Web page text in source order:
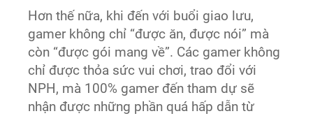
Hơn thế nữa, khi đến với buổi giao lưu,
gamer không chỉ “được ăn, được nói” mà
còn “được gói mang về”. Các gamer không
chỉ được thỏa sức vui chơi, trao đổi với
NPH, mà 100% gamer đến tham dự sẽ
nhận được những phần quá hấp dẫn từ